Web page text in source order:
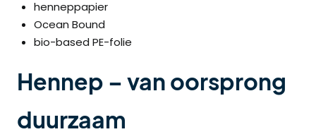
henneppapier
Ocean Bound
bio-based PE-folie
Hennep – van oorsprong
duurzaam